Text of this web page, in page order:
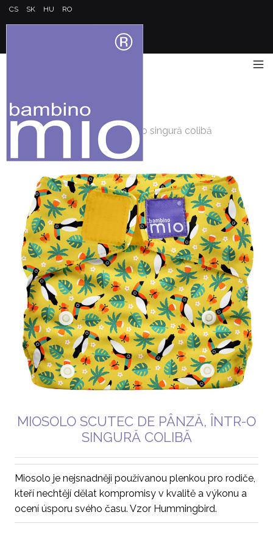
CS SK HU RO
Acasă / Miosolo
Miosolo scutec de pânză, într-o singură colibă
MIOSOLO SCUTEC DE PÂNZĂ, ÎNTR-O
SINGURĂ COLIBĂ
Miosolo je nejsnadněji používanou plenkou pro rodiče,
kteří nechtějí dělat kompromisy v kvalitě a výkonu a
ocení úsporu svého času. Vzor Hummingbird.